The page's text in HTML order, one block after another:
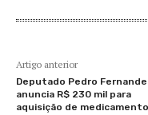
Artigo anterior
Deputado Pedro
anuncia R$ 230 mil para
aquisição de